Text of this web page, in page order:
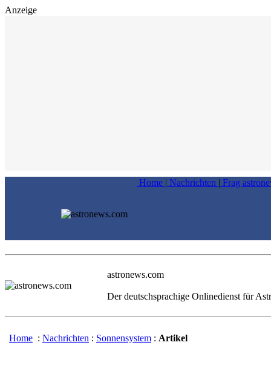
Anzeige
Home | Nachrichten | Frag
astronews.com
Der deutschsprachige Onlinedienst für
Home : Nachrichten : Sonnensystem : Artikel